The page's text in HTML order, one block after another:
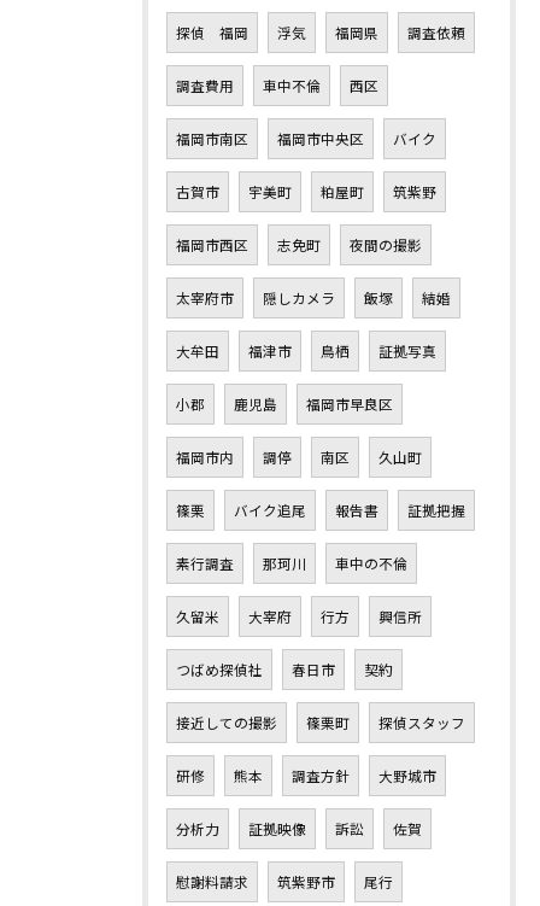
探偵 福岡 浮気 福岡県 調査依頼
調査費用 車中不倫 西区
福岡市南区 福岡市中央区 バイク
古賀市 宇美町 粕屋町 筑紫野
福岡市西区 志免町 夜間の撮影
太宰府市 隠しカメラ 飯塚 結婚
大牟田 福津市 鳥栖 証拠写真
小郡 鹿児島 福岡市早良区
福岡市内 調停 南区 久山町
篠栗 バイク追尾 報告書 証拠把握
素行調査 那珂川 車中の不倫
久留米 大宰府 行方 興信所
つばめ探偵社 春日市 契約
接近しての撮影 篠栗町 探偵スタッフ
研修 熊本 調査方針 大野城市
分析力 証拠映像 訴訟 佐賀
慰謝料請求 筑紫野市 尾行